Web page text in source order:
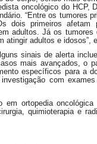
oncológico do HCP,
“Entre os tumores
dois primeiros afetam
adultos. Já os
adultos e idosos”,
sinais de alerta
mais avançados, o
específicos para a
com
ortopedia
quimioterapia e